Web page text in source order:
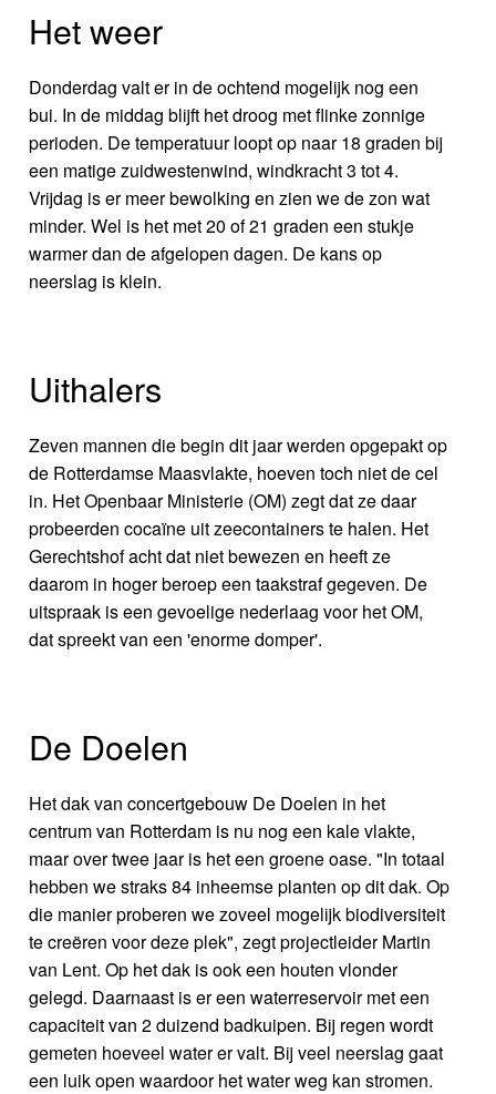
Het weer
Donderdag valt er in de ochtend mogelijk nog een
bui. In de middag blijft het droog met flinke zonnige
perioden. De temperatuur loopt op naar 18 graden bij
een matige zuidwestenwind, windkracht 3 tot 4.
Vrijdag is er meer bewolking en zien we de zon wat
minder. Wel is het met 20 of 21 graden een stukje
warmer dan de afgelopen dagen. De kans op
neerslag is klein.
Uithalers
Zeven mannen die begin dit jaar werden opgepakt op
de Rotterdamse Maasvlakte, hoeven toch niet de cel
in. Het Openbaar Ministerie (OM) zegt dat ze daar
probeerden cocaïne uit zeecontainers te halen. Het
Gerechtshof acht dat niet bewezen en heeft ze
daarom in hoger beroep een taakstraf gegeven. De
uitspraak is een gevoelige nederlaag voor het OM,
dat spreekt van een 'enorme domper'.
De Doelen
Het dak van concertgebouw De Doelen in het
centrum van Rotterdam is nu nog een kale vlakte,
maar over twee jaar is het een groene oase. "In totaal
hebben we straks 84 inheemse planten op dit dak. Op
die manier proberen we zoveel mogelijk biodiversiteit
te creëren voor deze plek", zegt projectleider Martin
van Lent. Op het dak is ook een houten vlonder
gelegd. Daarnaast is er een waterreservoir met een
capaciteit van 2 duizend badkuipen. Bij regen wordt
gemeten hoeveel water er valt. Bij veel neerslag gaat
een luik open waardoor het water weg kan stromen.